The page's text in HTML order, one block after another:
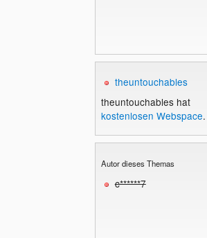
theuntouchables
theuntouchables hat
kostenlosen Webspace.
Autor dieses Themas
c******7